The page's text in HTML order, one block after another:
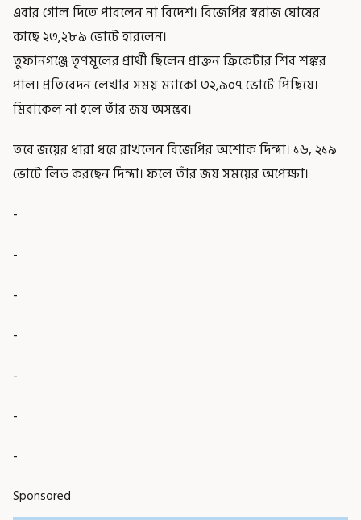
এবার গোল দিতে পারলেন না বিদেশ। বিজেপির স্বরাজ ঘোষের
কাছে ২৩,২৮৯ ভোটে হারলেন।
তুফানগঞ্জে তৃণমূলের প্রার্থী ছিলেন প্রাক্তন ক্রিকেটার শিব শঙ্কর
পাল। প্রতিবেদন লেখার সময় ম্যাকো ৩২,৯০৭ ভোটে পিছিয়ে।
মিরাকেল না হলে তাঁর জয় অসম্ভব।
তবে জয়ের ধারা ধরে রাখলেন বিজেপির অশোক দিন্দা। ১৬, ২১৯
ভোটে লিড করছেন দিন্দা। ফলে তাঁর জয় সময়ের অপেক্ষা।
-
-
-
-
-
-
-
Sponsored